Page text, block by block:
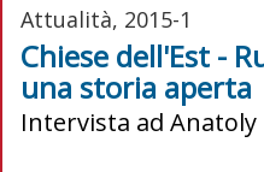
Attualità, 2015-1
Chiese dell'Est -
una storia aperta
Intervista ad Anatoly